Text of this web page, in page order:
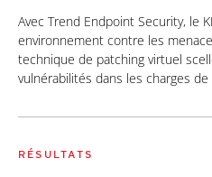
Avec Trend Endpoint Security, le
environnement contre les
technique de patching virtuel
vulnérabilités dans les charges de
RÉSULTATS